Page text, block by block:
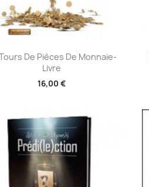
Aperçu rapide
De Pièces De Monnaie-
Livre
16,00 €